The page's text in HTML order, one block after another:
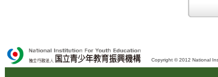
Copyright © 2012 National